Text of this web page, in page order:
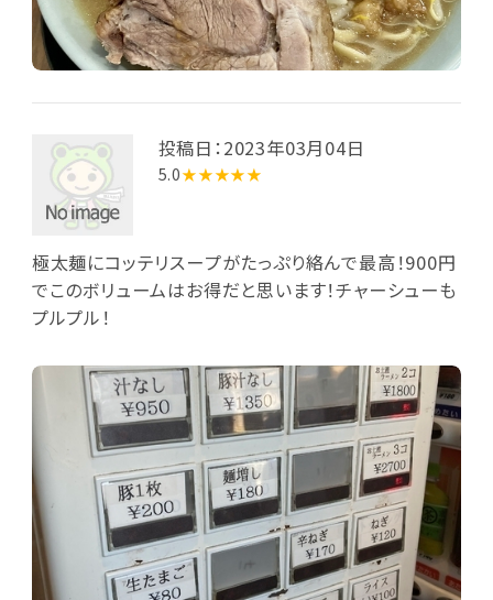
投稿日：2023年03月04日
5.0★★★★★
極太麺にコッテリスープがたっぷり絡んで最高！900円
でこのボリュームはお得だと思います！チャーシューも
プルプル！